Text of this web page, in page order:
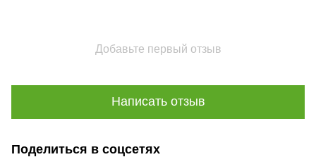
Добавьте первый отзыв
Написать отзыв
Поделиться в соцсетях